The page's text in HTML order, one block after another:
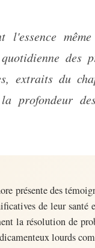
des
extraits du
profondeur
présente des
de leur santé
la résolution de
lourds